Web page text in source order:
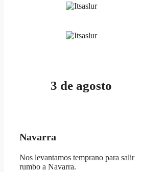
3 de agosto
Navarra
Nos levantamos temprano para salir
rumbo a Navarra.